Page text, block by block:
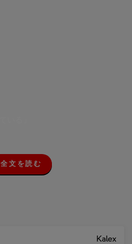
全
文
全文を読む
Kalex